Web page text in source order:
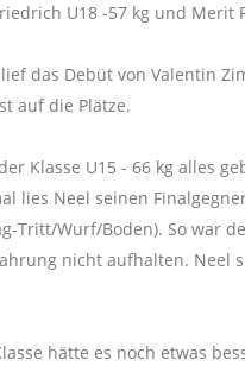
U18 -57 kg und
das Debüt von Valentin
auf die Plätze.
Klasse U15 - 66 kg alles
lies Neel seinen
Tritt/Wurf/Boden). So war
nicht aufhalten. Neel
hätte es noch etwas